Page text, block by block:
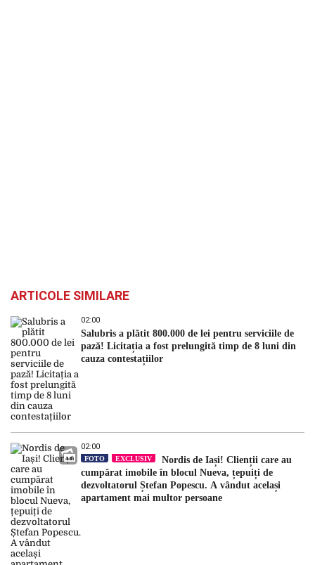
ARTICOLE SIMILARE
02:00
Salubris a plătit 800.000 de lei pentru serviciile de
pază! Licitația a fost prelungită timp de 8 luni din
cauza contestațiilor
02:00
FOTO EXCLUSIV
Nordis de Iași! Clienții care au
cumpărat imobile în blocul Nueva, țepuiți de
dezvoltatorul Ștefan Popescu. A vândut același
apartament mai multor persoane